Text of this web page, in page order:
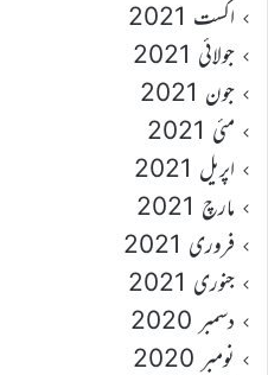
اگست 2021
جولائی 2021
جون 2021
مئی 2021
اپریل 2021
مارچ 2021
فروری 2021
جنوری 2021
دسمبر 2020
نومبر 2020